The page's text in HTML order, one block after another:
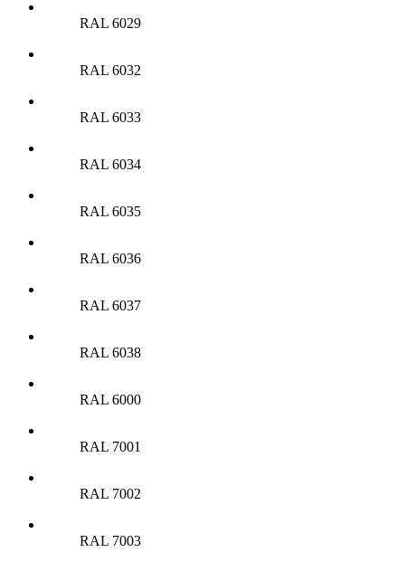
RAL 6029
RAL 6032
RAL 6033
RAL 6034
RAL 6035
RAL 6036
RAL 6037
RAL 6038
RAL 6000
RAL 7001
RAL 7002
RAL 7003